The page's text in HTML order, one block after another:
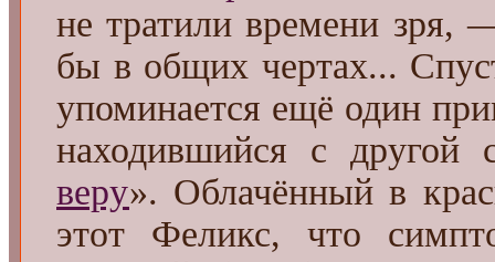
не тратили времени зря,
бы в общих чертах...
упоминается ещё один
находившийся с другой
веру». Облачённый в
этот Феликс, что